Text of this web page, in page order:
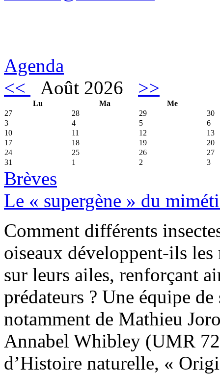
Agenda
<<
Août 2026 >>
Lu Ma
Me
27
28 29
30
3
4 5
6
10
11 12
13
17
18 19
20
24
25 26
27
31
1 2 3
Brèves
Le « supergène » du
Comment différents
oiseaux développent-ils les
sur leurs ailes, renforçant
prédateurs ? Une équipe
notamment de Mathieu
Annabel Whibley (UMR
d’Histoire naturelle, «